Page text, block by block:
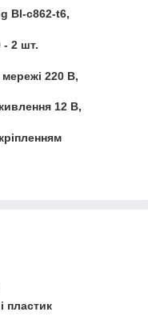
Bl-c862-t6,
- 2 шт.
220 В,
12 В,
пластик